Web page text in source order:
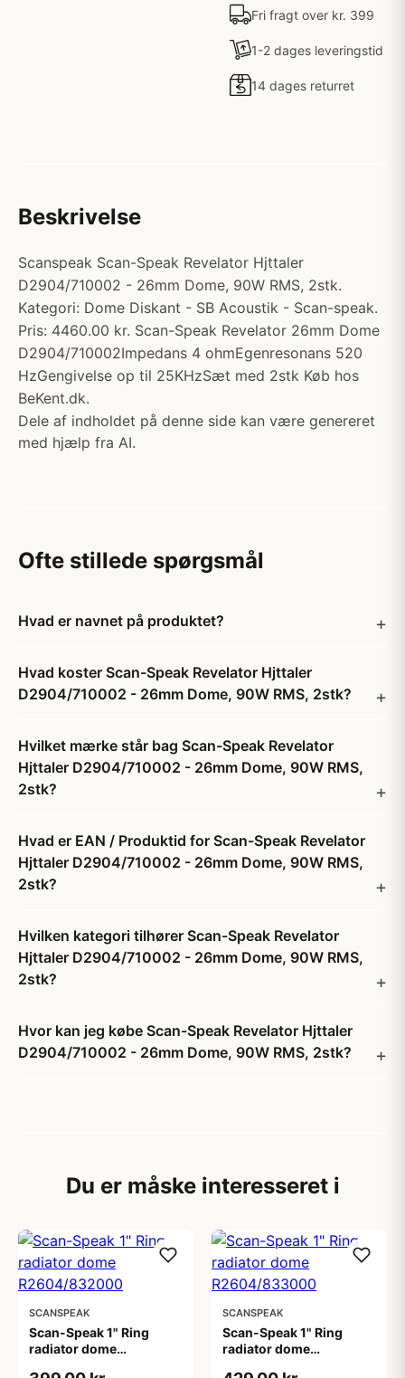
Fri fragt over kr. 399
1-2 dages leveringstid
14 dages returret
Beskrivelse
Scanspeak Scan-Speak Revelator Hjttaler
D2904/710002 - 26mm Dome, 90W RMS, 2stk.
Kategori: Dome Diskant - SB Acoustik - Scan-speak.
Pris: 4460.00 kr. Scan-Speak Revelator 26mm Dome
D2904/710002Impedans 4 ohmEgenresonans 520
HzGengivelse op til 25KHzSæt med 2stk Køb hos
BeKent.dk.
Dele af indholdet på denne side kan være genereret
med hjælp fra AI.
Ofte stillede spørgsmål
Hvad er navnet på produktet?
Hvad koster Scan-Speak Revelator Hjttaler
D2904/710002 - 26mm Dome, 90W RMS, 2stk?
Hvilket mærke står bag Scan-Speak Revelator
Hjttaler D2904/710002 - 26mm Dome, 90W RMS,
2stk?
Hvad er EAN / Produktid for Scan-Speak Revelator
Hjttaler D2904/710002 - 26mm Dome, 90W RMS,
2stk?
Hvilken kategori tilhører Scan-Speak Revelator
Hjttaler D2904/710002 - 26mm Dome, 90W RMS,
2stk?
Hvor kan jeg købe Scan-Speak Revelator Hjttaler
D2904/710002 - 26mm Dome, 90W RMS, 2stk?
Du er måske interesseret i
SCANSPEAK
Scan-Speak 1" Ring
radiator dome
SCANSPEAK
Scan-Speak 1" Ring
radiator dome